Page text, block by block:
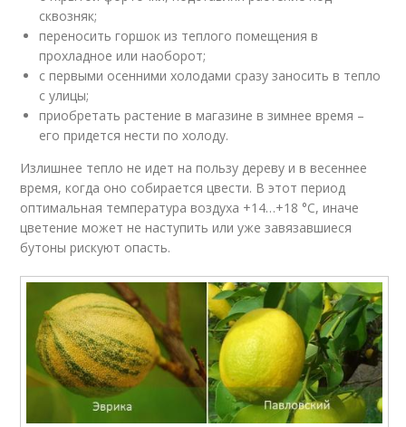
сквозняк;
переносить горшок из теплого помещения в
прохладное или наоборот;
с первыми осенними холодами сразу заносить в тепло
с улицы;
приобретать растение в магазине в зимнее время –
его придется нести по холоду.
Излишнее тепло не идет на пользу дереву и в весеннее
время, когда оно собирается цвести. В этот период
оптимальная температура воздуха +14…+18 °C, иначе
цветение может не наступить или уже завязавшиеся
бутоны рискуют опасть.